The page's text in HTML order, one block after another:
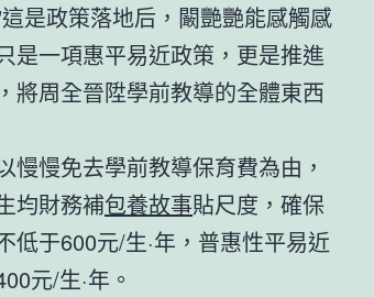
是政策落地后，闞艷艷能感觸感
是一項惠平易近政策，更是推進
將周全晉陞學前教導的全體東西
慢慢免去學前教導保育費為由，
均財務補包養故事貼尺度，確保
低于600元/生·年，普惠性平易近
元/生·年。